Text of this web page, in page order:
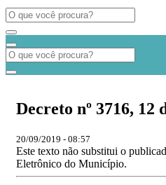
Decreto nº 3716, 12
20/09/2019 - 08:57
Este texto não substitui o
Eletrônico do Município.